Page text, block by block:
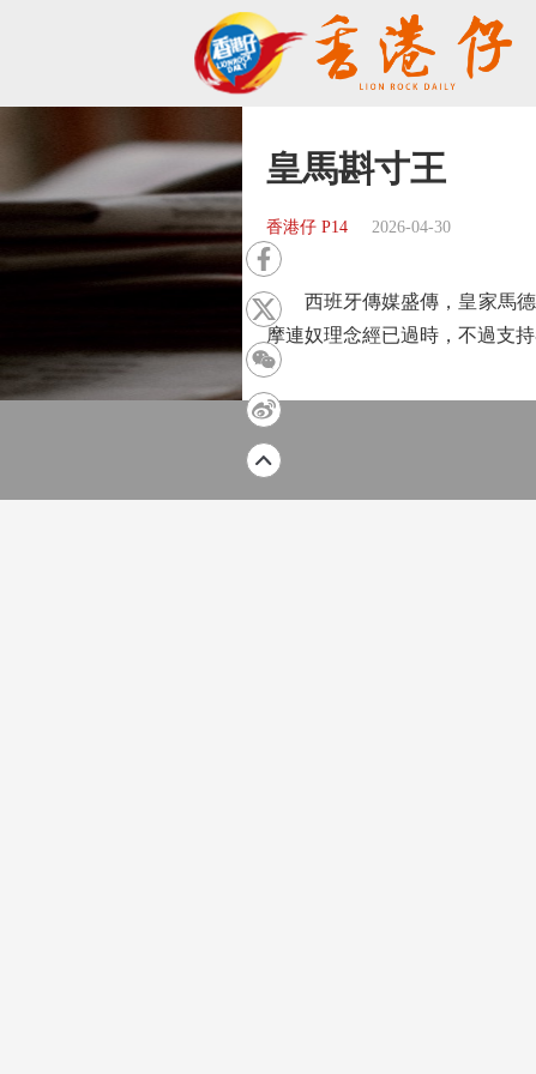
皇馬斟寸王
香港仔 P14 2026-04-30
西班牙傳媒盛傳，皇家馬德里
摩連奴理念經已過時，不過支